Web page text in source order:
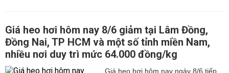
Giá heo hơi hôm nay 8/6 giảm tại Lâm Đồng,
Đồng Nai, TP HCM và một số tỉnh miền Nam,
nhiều nơi duy trì mức 64.000 đồng/kg
Giá heo hơi hôm nay ngày 8/6 tiếp